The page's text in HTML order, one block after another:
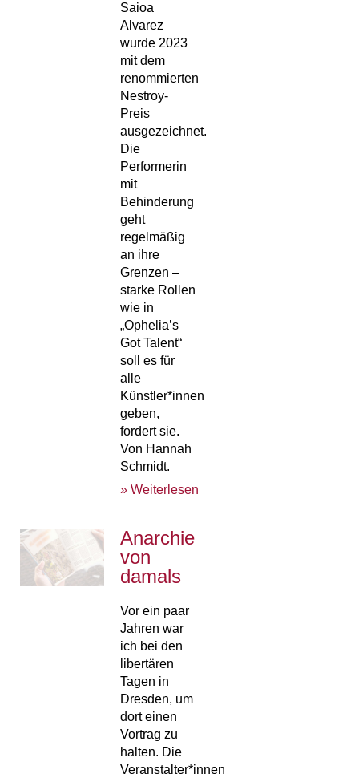
Saioa
Alvarez
wurde 2023
mit dem
renommierten
Nestroy-
Preis
ausgezeichnet.
Die
Performerin
mit
Behinderung
geht
regelmäßig
an ihre
Grenzen –
starke Rollen
wie in
„Ophelia’s
Got Talent“
soll es für
alle
Künstler*innen
geben,
fordert sie.
Von Hannah
Schmidt.
» Weiterlesen
Anarchie
von
damals
Vor ein paar
Jahren war
ich bei den
libertären
Tagen in
Dresden, um
dort einen
Vortrag zu
halten. Die
Veranstalter*innen